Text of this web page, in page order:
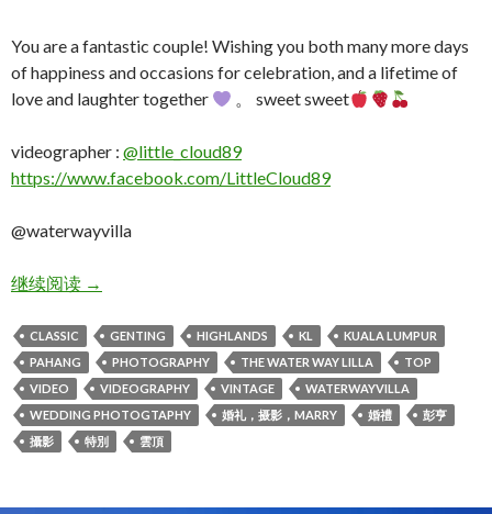
You are a fantastic couple! Wishing you both many more days
of happiness and occasions for celebration, and a lifetime of
love and laughter together
。 sweet sweet
videographer : @little_cloud89
https://www.facebook.com/LittleCloud89
@waterwayvilla
继续阅读CM & ELLEANE vintage WEDDING 2020/9/26
→
CLASSIC GENTING HIGHLANDS KL
KUALA LUMPUR
PAHANG
PHOTOGRAPHY THE WATER WAY LILLA
TOP
VIDEO
VIDEOGRAPHY VINTAGE
WATERWAYVILLA
WEDDING PHOTOGTAPHY
婚礼，摄影，MARRY 婚禮
彭亨
攝影
特別 雲頂